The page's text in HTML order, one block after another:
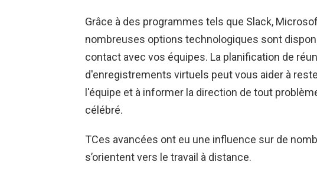
Grâce à des programmes tels que Slack,
nombreuses options technologiques sont
contact avec vos équipes. La planification de
d'enregistrements virtuels peut vous aider à
l'équipe et à informer la direction de tout
célébré.
TCes avancées ont eu une influence sur de
s’orientent vers le travail à distance.